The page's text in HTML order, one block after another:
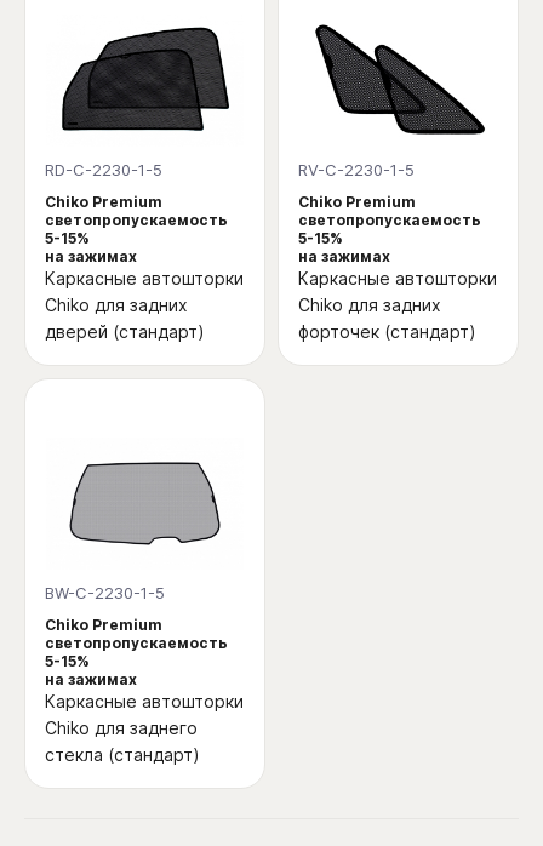
RD-C-2230-1-5
Chiko Premium
светопропускаемость
5-15%
на зажимах
Каркасные автошторки
Chiko для задних
дверей (стандарт)
RV-C-2230-1-5
Chiko Premium
светопропускаемость
5-15%
на зажимах
Каркасные автошторки
Chiko для задних
форточек (стандарт)
BW-C-2230-1-5
Chiko Premium
светопропускаемость
5-15%
на зажимах
Каркасные автошторки
Chiko для заднего
стекла (стандарт)